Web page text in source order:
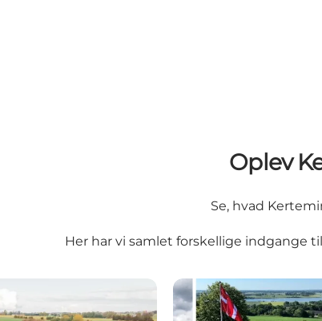
Oplev
Se, hvad
Her har vi samlet forskellige indgange
natur I vikingernes fodspor